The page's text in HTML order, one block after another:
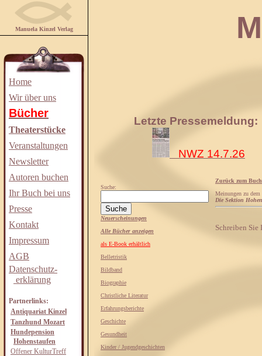
Manuela Kinzel Verlag
Home
Wir über uns
Bücher
Theaterstücke
Veranstaltungen
Newsletter
Autoren buchen
Ihr Buch bei uns
Presse
Kontakt
Impressum
AGB
Datenschutz-
erklärung
Partnerlinks:
Antiquariat Kinzel
Tanzhund Mozart
Hundepension
Hohenstaufen
Offener KulturTreff
Letzte Pressemeldung:
NWZ 14.7.26
Suche:
Neuerscheinungen
Alle Bücher anzeigen
als E-Book erhältlich
Belletristik
Bildband
Biographie
Christliche Literatur
Erfahrungsberichte
Geschichte
Gesundheit
Kinder / Jugendgeschichten
Zurück zum Buch
Meinungen zu
Die Sektion
Schreiben